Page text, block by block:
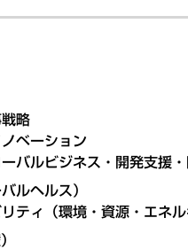
略
ベーション
バルビジネス・開発支援
ルヘルス）
ティ（環境・資源・エネル